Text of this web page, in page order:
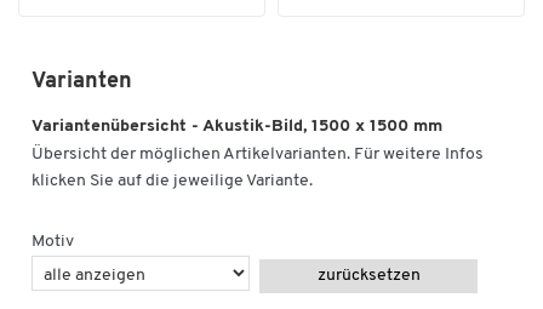
Varianten
Variantenübersicht - Akustik-Bild, 1500 x 1500 mm
Übersicht der möglichen Artikelvarianten. Für weitere Infos
klicken Sie auf die jeweilige Variante.
Motiv
zurücksetzen